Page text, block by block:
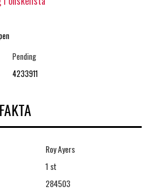
Pending
4233911
FAKTA
Roy Ayers
1 st
284503